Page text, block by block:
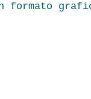
formato